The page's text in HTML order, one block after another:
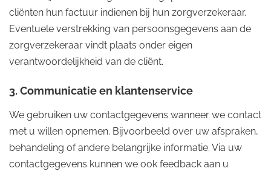
cliënten hun factuur indienen bij hun zorgverzekeraar.
Eventuele verstrekking van persoonsgegevens aan de
zorgverzekeraar vindt plaats onder eigen
verantwoordelijkheid van de cliënt.
3. Communicatie en klantenservice
We gebruiken uw contactgegevens wanneer we contact
met u willen opnemen. Bijvoorbeeld over uw afspraken,
behandeling of andere belangrijke informatie. Via uw
contactgegevens kunnen we ook feedback aan u